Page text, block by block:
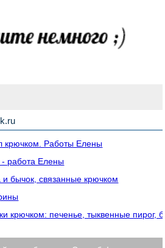
крючком. Работы Елены
- работа Елены
бычок, связанные крючком
крючком: печенье, тыквенные пирог,